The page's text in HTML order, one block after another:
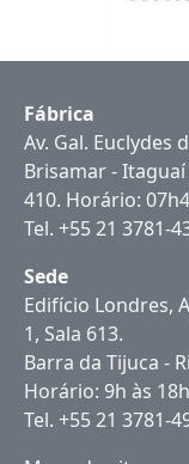
Fábrica
Av. Gal. Euclydes
Brisamar - Itaguaí
410. Horário:
Tel. +55 21 3781-
Sede
Edifício Londres,
1, Sala 613.
Barra da Tijuca -
Horário: 9h às 18h
Tel. +55 21 3781-